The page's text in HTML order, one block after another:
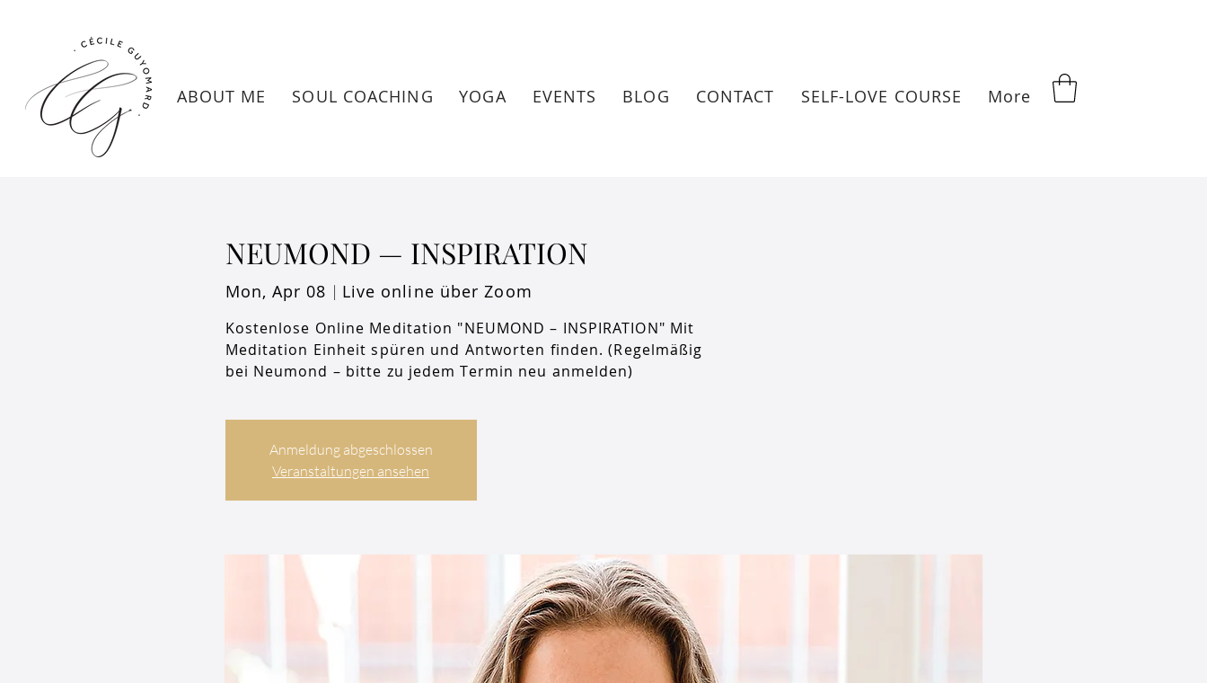
ABOUT ME SOUL COACHING YOGA EVENTS BLOG CONTACT SELF-LOVE COURSE More
NEUMOND — INSPIRATION
Mon, Apr 08
  |
Live online über Zoom
Kostenlose Online Meditation "NEUMOND – INSPIRATION" Mit
Meditation Einheit spüren und Antworten finden. (Regelmäßig
bei Neumond – bitte zu jedem Termin neu anmelden)
Anmeldung abgeschlossen
Veranstaltungen ansehen